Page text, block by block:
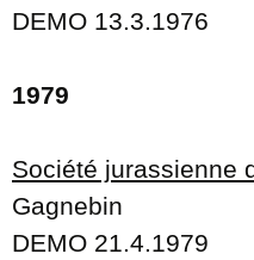
DEMO 13.3.1976
1979
Société jurassienne
Gagnebin
DEMO 21.4.1979